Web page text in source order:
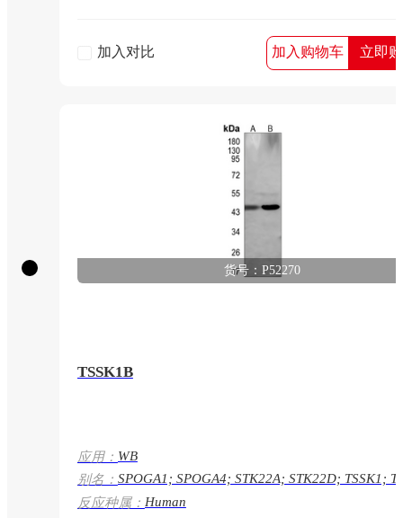
加入对比 加入购物车 立即
货号：P52270
TSSK1B
应用： WB
别名： SPOGA1; SPOGA4; STK22A; STK22D; TSSK1;
specific serine/threonine-protein kinase 1; TSK-1;
TSK1; TSSK-1; Testis-specific kinase 1;
反应种属： Human